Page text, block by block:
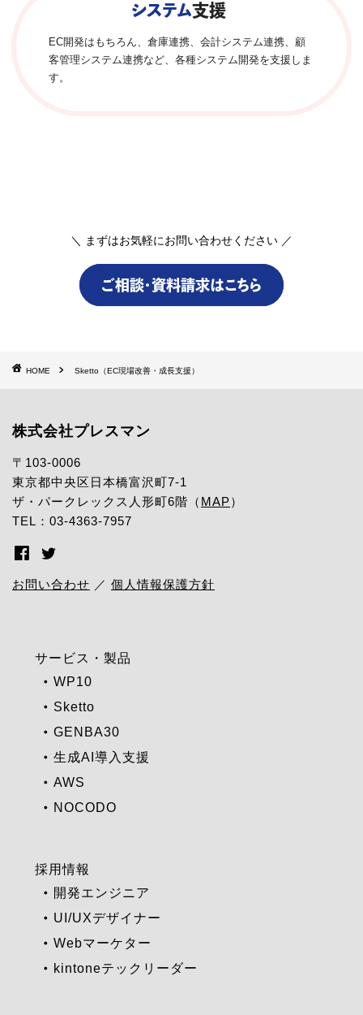
システム支援
EC開発はもちろん、倉庫連携、会計システム連携、顧
客管理システム連携など、各種システム開発を支援しま
す。
＼ まずはお気軽にお問い合わせください ／
ご相談・資料請求はこちら
HOME Sketto（EC現場改善・成長支援）
株式会社プレスマン
〒103-0006
東京都中央区日本橋富沢町7-1
ザ・パークレックス人形町6階（ MAP）
TEL：03-4363-7957
お問い合わせ ／ 個人情報保護方針
サービス・製品
WP10
Sketto
GENBA30
生成AI導入支援
AWS
NOCODO
採用情報
開発エンジニア
UI/UXデザイナー
Webマーケター
kintoneテックリーダー